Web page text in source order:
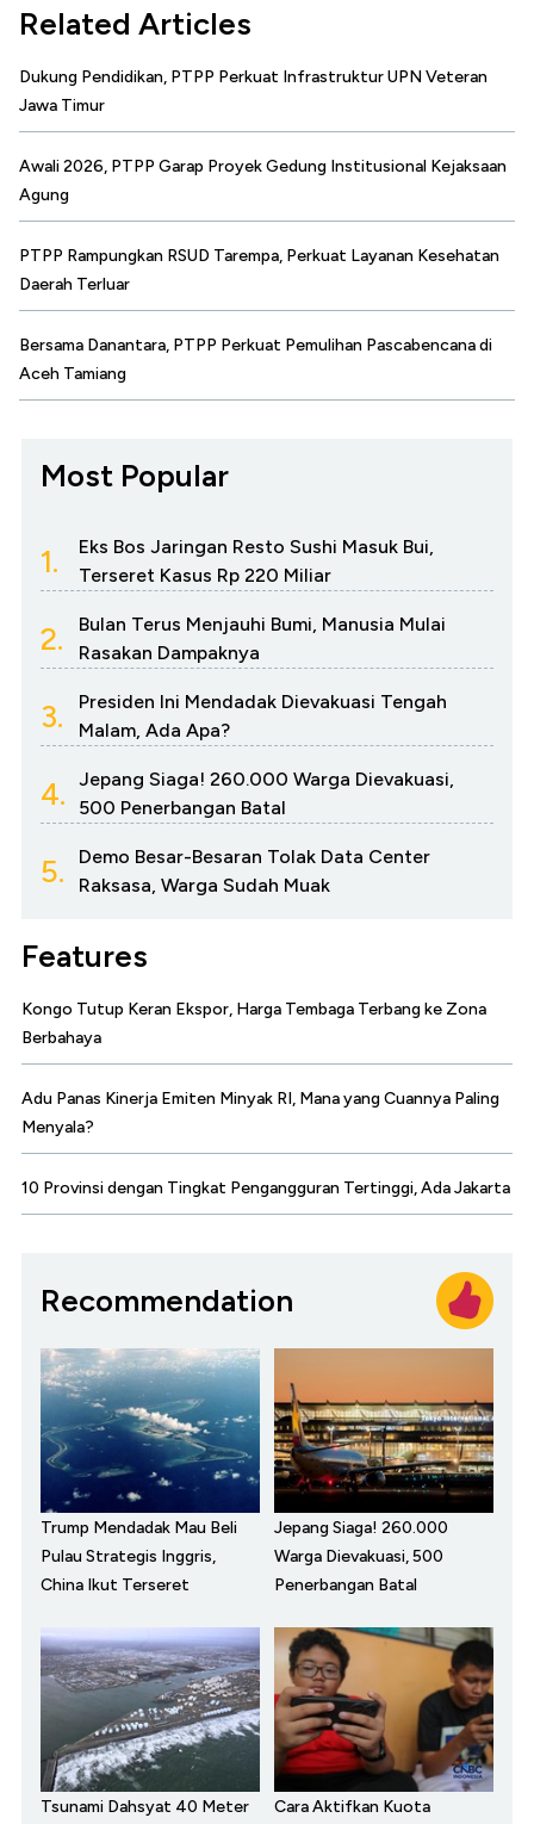
Related Articles
Dukung Pendidikan, PTPP Perkuat Infrastruktur UPN Veteran
Jawa Timur
Awali 2026, PTPP Garap Proyek Gedung Institusional Kejaksaan
Agung
PTPP Rampungkan RSUD Tarempa, Perkuat Layanan Kesehatan
Daerah Terluar
Bersama Danantara, PTPP Perkuat Pemulihan Pascabencana di
Aceh Tamiang
Most Popular
1.
Eks Bos Jaringan Resto Sushi Masuk Bui,
Terseret Kasus Rp 220 Miliar
2.
Bulan Terus Menjauhi Bumi, Manusia Mulai
Rasakan Dampaknya
3.
Presiden Ini Mendadak Dievakuasi Tengah
Malam, Ada Apa?
4.
Jepang Siaga! 260.000 Warga Dievakuasi,
500 Penerbangan Batal
5.
Demo Besar-Besaran Tolak Data Center
Raksasa, Warga Sudah Muak
Features
Kongo Tutup Keran Ekspor, Harga Tembaga Terbang ke Zona
Berbahaya
Adu Panas Kinerja Emiten Minyak RI, Mana yang Cuannya Paling
Menyala?
10 Provinsi dengan Tingkat Pengangguran Tertinggi, Ada Jakarta
Recommendation
Trump Mendadak Mau Beli
Pulau Strategis Inggris,
China Ikut Terseret
Jepang Siaga! 260.000
Warga Dievakuasi, 500
Penerbangan Batal
Tsunami Dahsyat 40 Meter
Cara Aktifkan Kuota